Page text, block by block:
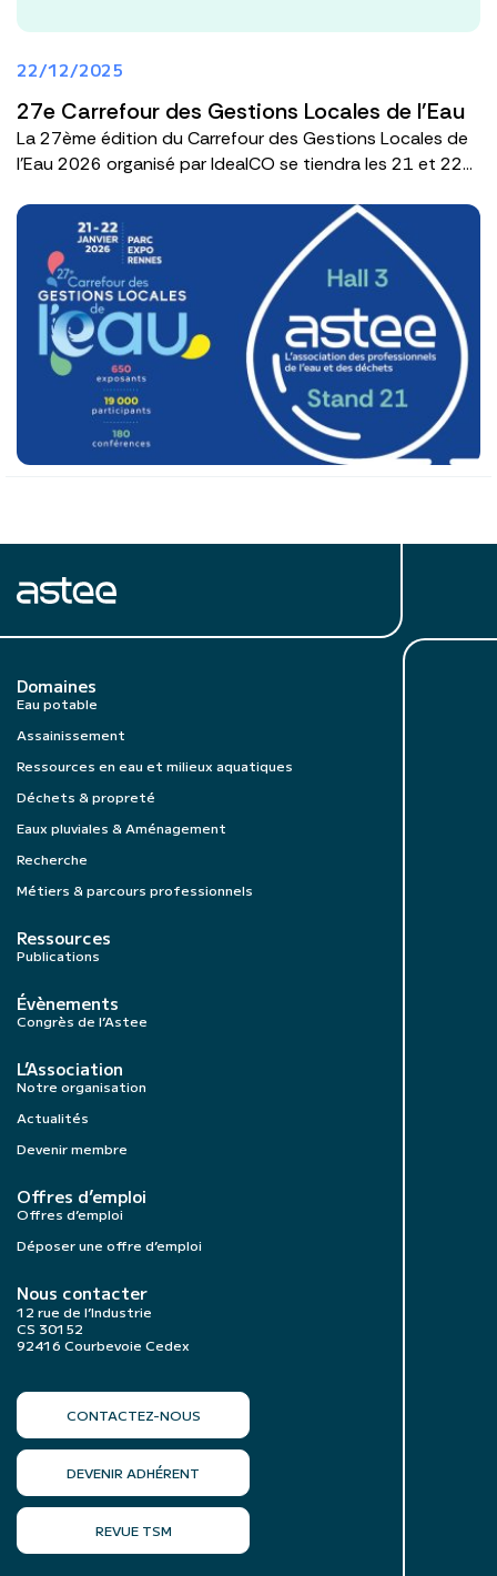
22/12/2025
27e Carrefour des Gestions Locales de l'Eau
La 27ème édition du Carrefour des Gestions Locales de
l'Eau 2026 organisé par IdealCO se tiendra les 21 et 22...
Domaines
Eau potable
Assainissement
Ressources en eau et milieux aquatiques
Déchets & propreté
Eaux pluviales & Aménagement
Recherche
Métiers & parcours professionnels
Ressources
Publications
Évènements
Congrès de l’Astee
L’Association
Notre organisation
Actualités
Devenir membre
Offres d’emploi
Offres d’emploi
Déposer une offre d’emploi
Nous contacter
12 rue de l’Industrie
CS 30152
92416 Courbevoie Cedex
CONTACTEZ-NOUS
DEVENIR ADHÉRENT
REVUE TSM